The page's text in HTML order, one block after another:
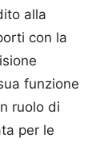
alla
con la
funzione
ruolo di
per le